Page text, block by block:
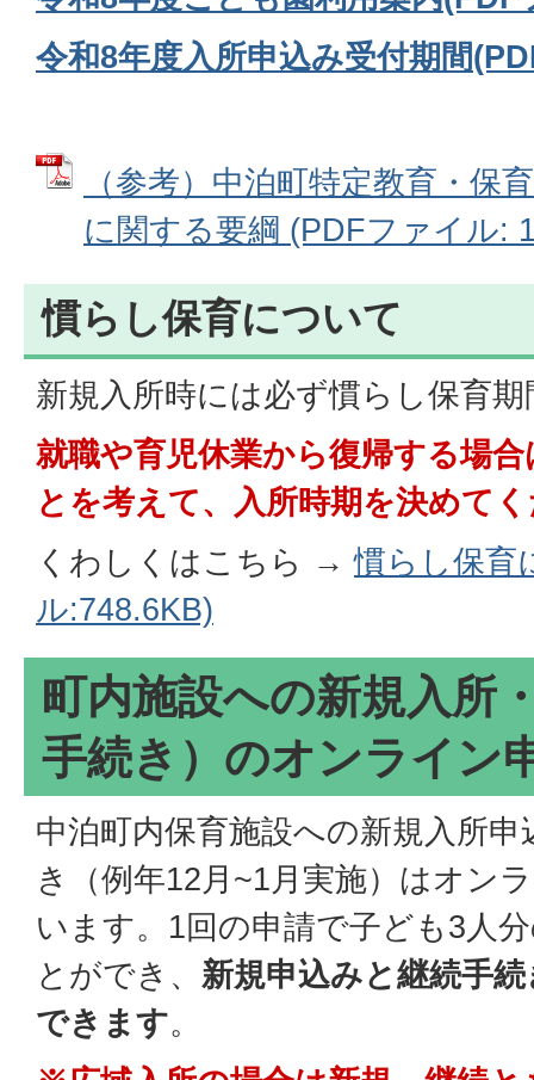
令和8年度入所申込み受付期間
（参考）中泊町特定教育・保
に関する要綱 (PDFファイル:
慣らし保育について
新規入所時には必ず慣らし保育
就職や育児休業から復帰する場
とを考えて、入所時期を決めて
くわしくはこちら →慣らし保育
ル:748.6KB)
町内施設への新規入所
手続き）のオンライン
中泊町内保育施設への新規入所
き（例年12月~1月実施）はオン
います。1回の申請で子ども3人
とができ、 新規申込みと継続手
できます。